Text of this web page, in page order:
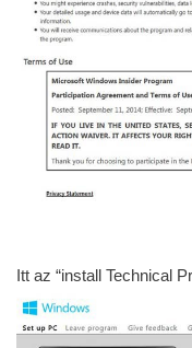
Itt az “install Technical